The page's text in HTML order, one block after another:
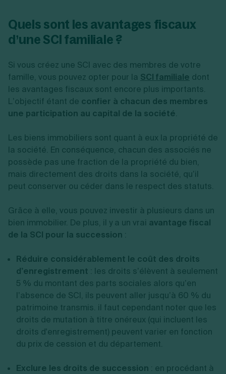
Quels sont les avantages fiscaux
d’une SCI familiale ?
Si vous créez une SCI avec des membres de votre
famille, vous pouvez opter pour la SCI familiale dont
les avantages fiscaux sont encore plus importants.
L’objectif étant de confier à chacun des membres
une participation au capital de la société.
Les biens immobiliers sont quant à eux la propriété de
la société. En conséquence, chacun des associés ne
possède pas une fraction de la propriété du bien,
mais directement des droits dans la société, qu’il
peut conserver ou céder dans le respect des statuts.
Grâce à elle, vous pouvez investir à plusieurs dans un
bien immobilier. De plus, il y a un vrai avantage fiscal
de la SCI pour la succession :
Réduire considérablement le coût des droits
d’enregistrement : les droits s’élèvent à seulement
5 % du montant des parts sociales alors qu’en
l’absence de SCI, ils peuvent aller jusqu’à 60 % du
patrimoine transmis. il faut cependant noter que les
droits de mutation à titre onéreux (qui incluent les
droits d'enregistrement) peuvent varier en fonction
du prix de cession et du département.
Exclure les droits de succession : en procédant à